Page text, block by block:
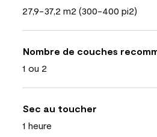
27,9-37,2 m2 (300-400 pi2)
Nombre de couches
1 ou 2
Sec au toucher
1 heure